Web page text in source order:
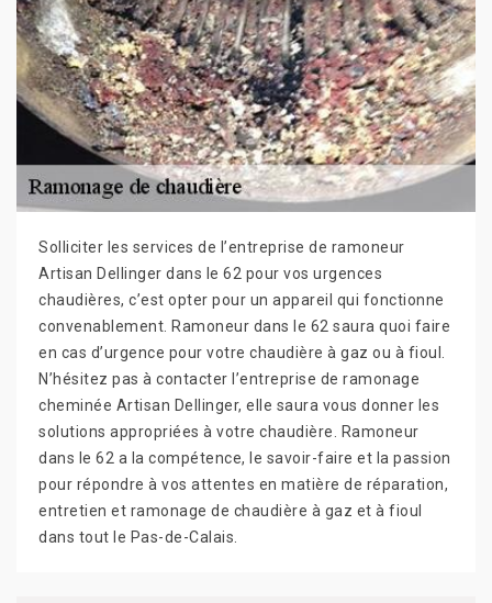
Solliciter les services de l’entreprise de ramoneur
Artisan Dellinger dans le 62 pour vos urgences
chaudières, c’est opter pour un appareil qui fonctionne
convenablement. Ramoneur dans le 62 saura quoi faire
en cas d’urgence pour votre chaudière à gaz ou à fioul.
N’hésitez pas à contacter l’entreprise de ramonage
cheminée Artisan Dellinger, elle saura vous donner les
solutions appropriées à votre chaudière. Ramoneur
dans le 62 a la compétence, le savoir-faire et la passion
pour répondre à vos attentes en matière de réparation,
entretien et ramonage de chaudière à gaz et à fioul
dans tout le Pas-de-Calais.